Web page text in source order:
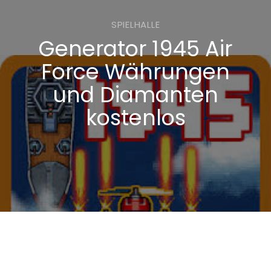
SPIELHALLE
Generator 1945 Air
Force Währungen
und Diamanten
kostenlos